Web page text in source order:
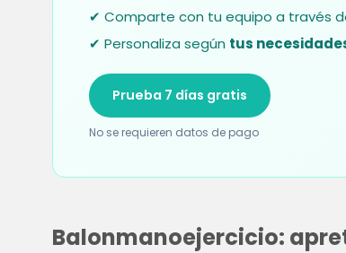
✔ Comparte con tu equipo a través
✔ Personaliza según tus
Prueba 7 días gratis
No se requieren datos de pago
Balonmanoejercicio: